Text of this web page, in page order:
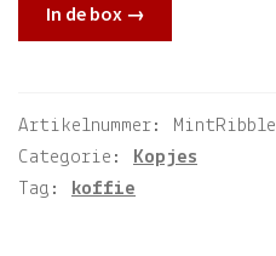
In de box →
Artikelnummer:
MintRibble
Categorie:
Kopjes
Tag:
koffie